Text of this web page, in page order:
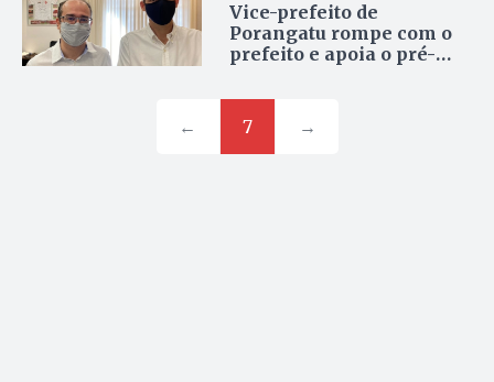
Vice-prefeito de
Porangatu rompe com o
prefeito e apoia o pré-
← 7 →